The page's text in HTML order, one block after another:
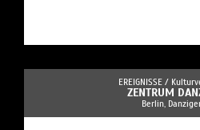
EREIGNISSE /
ZENTRUM
Berlin,